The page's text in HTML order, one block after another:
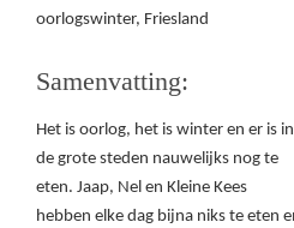
oorlogswinter, Friesland
Samenvatting:
Het is oorlog, het is winter en er is in
de grote steden nauwelijks nog te
eten. Jaap, Nel en Kleine Kees
hebben elke dag bijna niks te eten